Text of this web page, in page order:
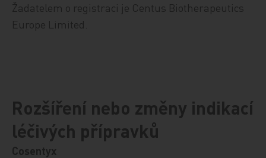
Žadatelem o registraci je Centus Biotherapeutics
Europe Limited.
Rozšíření nebo změny indikací
léčivých přípravků
Cosentyx